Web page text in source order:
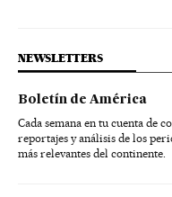
NEWSLETTERS
Boletín de América
Cada semana en tu cuenta de
reportajes y análisis de los
más relevantes del continente.